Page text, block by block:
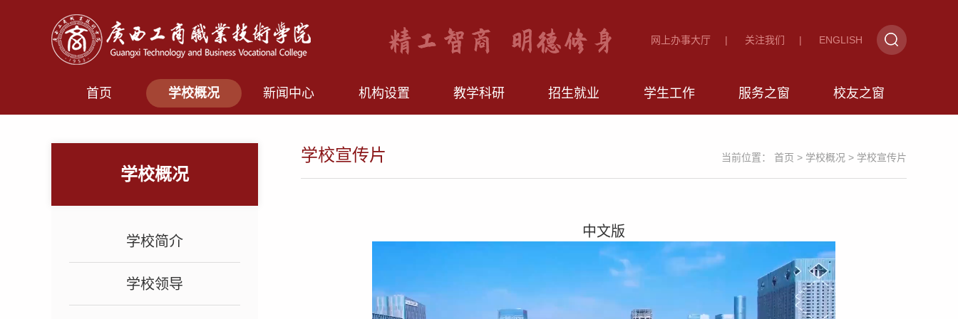
网上办事大厅 | 关注我们 | ENGLISH
首页 学校概况 新闻中心 机构设置 教学科研 招生就业 学生工作 服务之窗 校友之窗
学校概况
学校简介
学校领导
学校宣传片 当前位置： 首页 > 学校概况 > 学校宣传片
中文版